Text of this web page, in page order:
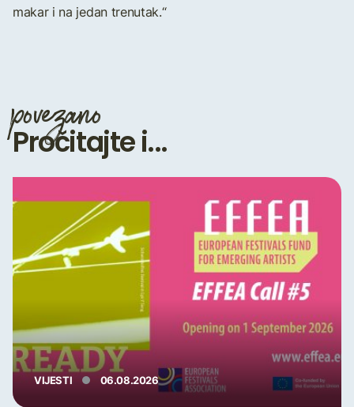
makar i na jedan trenutak.“
povezano
Pročitajte i...
VIJESTI 06.08.2026